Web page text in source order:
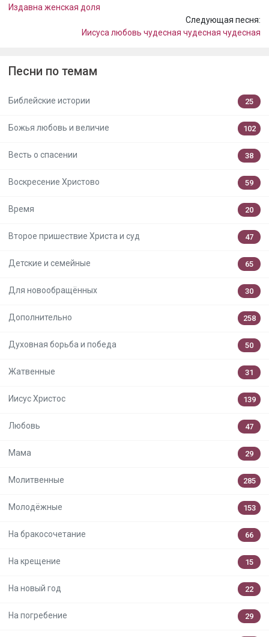
Издавна женская доля
Следующая песня:
Иисуса любовь чудесная чудесная чудесная
Песни по темам
Библейские истории 25
Божья любовь и величие 102
Весть о спасении 38
Воскресение Христово 59
Время 20
Второе пришествие Христа и суд 47
Детские и семейные 65
Для новообращённых 30
Дополнительно 258
Духовная борьба и победа 50
Жатвенные 31
Иисус Христос 139
Любовь 47
Мама 29
Молитвенные 285
Молодёжные 153
На бракосочетание 66
На крещение 15
На новый год 22
На погребение 29